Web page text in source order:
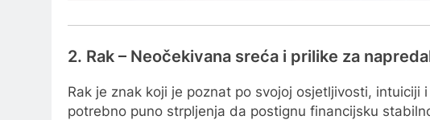
2. Rak – Neočekivana sreća i prilike za
Rak je znak koji je poznat po svojoj osjetljivosti,
potrebno puno strpljenja da postignu financijsku